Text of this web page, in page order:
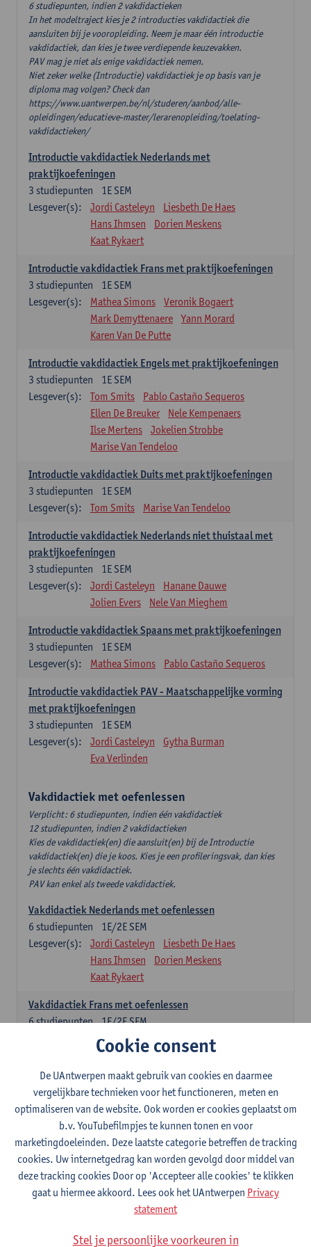
6 studiepunten, indien 2 vakdidactieken
In het modeltraject kies je 2 introducties vakdidactiek die
aansluiten bij je vooropleiding. Neem je maar één introductie
vakdidactiek, dan kies je twee verdiepende keuzevakken.
PAV mag je niet als enige vakdidactiek nemen.
Niet zeker welke (Introductie) vakdidactiek je op basis van je
diploma mag volgen? Check dan
https://www.uantwerpen.be/nl/studeren/aanbod/alle-
opleidingen/educatieve-master/lerarenopleiding/toelating-
vakdidactieken/
Introductie vakdidactiek Nederlands met
praktijkoefeningen
1E SEM
3 studiepunten
Lesgever(s):
Jordi Casteleyn
Liesbeth De Haes
Hans Ihmsen
Dorien Meskens
Kaat Rykaert
Introductie vakdidactiek Frans met praktijkoefeningen
1E SEM
3 studiepunten
Lesgever(s):
Mathea Simons
Veronik Bogaert
Mark Demyttenaere
Yann Morard
Karen Van De Putte
Introductie vakdidactiek Engels met praktijkoefeningen
1E SEM
3 studiepunten
Lesgever(s):
Tom Smits
Pablo Castaño Sequeros
Ellen De Breuker
Nele Kempenaers
Ilse Mertens
Jokelien Strobbe
Marise Van Tendeloo
Introductie vakdidactiek Duits met praktijkoefeningen
1E SEM
3 studiepunten
Lesgever(s):
Tom Smits Marise Van Tendeloo
Introductie vakdidactiek Nederlands niet thuistaal met
praktijkoefeningen
1E SEM
3 studiepunten
Lesgever(s):
Jordi Casteleyn
Hanane Dauwe
Jolien Evers
Nele Van Mieghem
Introductie vakdidactiek Spaans met praktijkoefeningen
1E SEM
3 studiepunten
Lesgever(s):
Mathea Simons Pablo Castaño Sequeros
Introductie vakdidactiek PAV - Maatschappelijke vorming
met praktijkoefeningen
1E SEM
3 studiepunten
Lesgever(s):
Jordi Casteleyn
Gytha Burman
Eva Verlinden
Vakdidactiek met oefenlessen
Verplicht: 6 studiepunten, indien één vakdidactiek
12 studiepunten, indien 2 vakdidactieken
Kies de vakdidactiek(en) die aansluit(en) bij de Introductie
vakdidactiek(en) die je koos. Kies je een profileringsvak, dan kies
je slechts één vakdidactiek.
PAV kan enkel als tweede vakdidactiek.
Vakdidactiek Nederlands met oefenlessen
1E/2E SEM
6 studiepunten
Lesgever(s):
Jordi Casteleyn
Liesbeth De Haes
Hans Ihmsen
Dorien Meskens
Kaat Rykaert
Vakdidactiek Frans met oefenlessen
1E/2E SEM
6studiepunten
Mathea Simons
Veronik Bogaert
Mark Demyttenaere
Yann Morard
Karen Van De Putte
Vakdidactiek Engels met oefenlessen
1E/2E SEM
6studiepunten
Lesgever(s):
Tom Smits
Ellen De Breuker
Nele Kempenaers
Joke Prinsen
Vakdidactiek Duits met oefenlessen
1E/2E SEM
6studiepunten
Tom Smits Marise Van Tendeloo
Vakdidactiek Nederlands niet-thuistaal met oefenlessen
Cookie consent
De UAntwerpen maakt gebruik van cookies en daarmee
vergelijkbare technieken voor het functioneren, meten en
optimaliseren van de website. Ook worden er cookies geplaatst om
b.v. YouTubefilmpjes te kunnen tonen en voor
marketingdoeleinden. Deze laatste categorie betreffen de tracking
cookies. Uw internetgedrag kan worden gevolgd door middel van
deze tracking cookies Door op 'Accepteer alle cookies' te klikken
gaat u hiermee akkoord. Lees ook het UAntwerpen Privacy
statement
Stel je persoonlijke voorkeuren in